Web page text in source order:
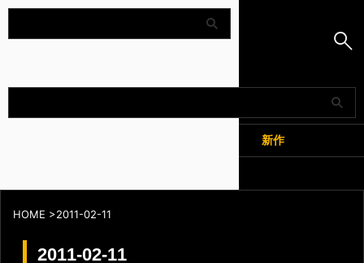
Amapedia
新作
HOME >2011-02-11
2011-02-11